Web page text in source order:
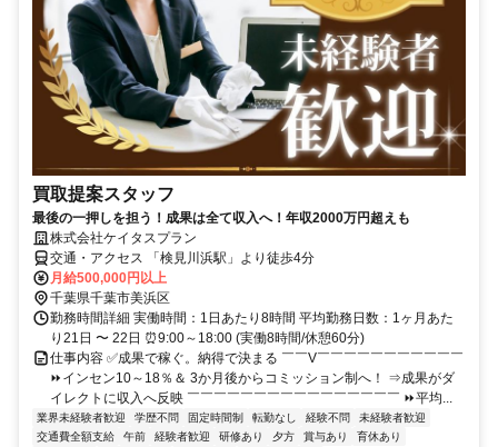
買取提案スタッフ
最後の一押しを担う！成果は全て収入へ！年収2000万円超えも
株式会社ケイタスプラン
交通・アクセス 「検見川浜駅」より徒歩4分
月給500,000円以上
千葉県千葉市美浜区
勤務時間詳細 実働時間：1日あたり8時間 平均勤務日数：1ヶ月あた
り21日 〜 22日 ⏰9:00～18:00 (実働8時間/休憩60分)
仕事内容 ✅成果で稼ぐ。納得で決まる ￣￣V￣￣￣￣￣￣￣￣￣￣￣
⏩インセン10～18％＆ 3か月後からコミッション制へ！ ⇒成果がダ
イレクトに収入へ反映 ￣￣￣￣￣￣￣￣￣￣￣￣￣￣￣￣ ⏩平均...
業界未経験者歓迎 学歴不問 固定時間制 転勤なし 経験不問
未経験者歓迎
交通費全額支給
午前 経験者歓迎 研修あり 夕方 賞与あり
育休あり